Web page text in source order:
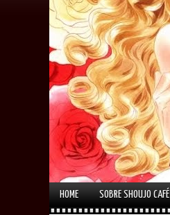
HOME SOBRE SHOUJO CAFÉ